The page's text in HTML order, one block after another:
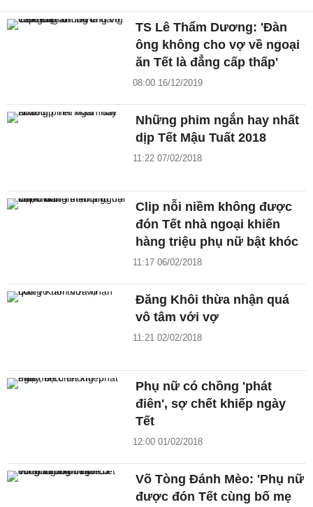
TS Lê Thẩm Dương: 'Đàn
ông không cho vợ về ngoại
ăn Tết là đẳng cấp thấp'
08:00 16/12/2019
Những phim ngắn hay nhất
dịp Tết Mậu Tuất 2018
11:22 07/02/2018
Clip nỗi niềm không được
đón Tết nhà ngoại khiến
hàng triệu phụ nữ bật khóc
11:17 06/02/2018
Đăng Khôi thừa nhận quá
vô tâm với vợ
11:21 02/02/2018
Phụ nữ có chồng 'phát
điên', sợ chết khiếp ngày
Tết
12:00 01/02/2018
Võ Tòng Đánh Mèo: 'Phụ nữ
được đón Tết cùng bố mẹ